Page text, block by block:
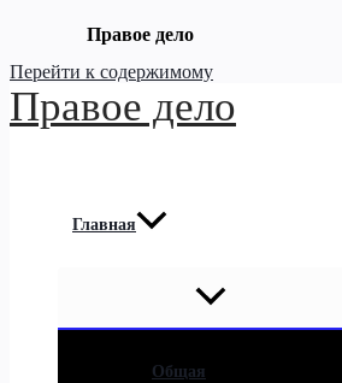
Правое дело
Перейти к содержимому
Правое дело
Главная
Общая